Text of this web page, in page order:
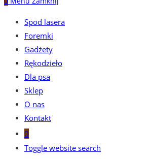
Spod lasera
Foremki
Gadżety
Rękodzieło
Dla psa
Sklep
O nas
Kontakt
0
Toggle website search